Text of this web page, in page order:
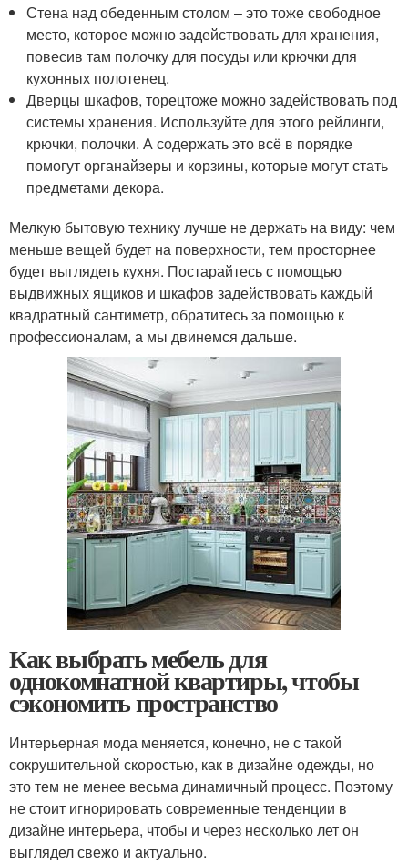
Стена над обеденным столом – это тоже свободное
место, которое можно задействовать для хранения,
повесив там полочку для посуды или крючки для
кухонных полотенец.
Дверцы шкафов, торецтоже можно задействовать под
системы хранения. Используйте для этого рейлинги,
крючки, полочки. А содержать это всё в порядке
помогут органайзеры и корзины, которые могут стать
предметами декора.
Мелкую бытовую технику лучше не держать на виду: чем
меньше вещей будет на поверхности, тем просторнее
будет выглядеть кухня. Постарайтесь с помощью
выдвижных ящиков и шкафов задействовать каждый
квадратный сантиметр, обратитесь за помощью к
профессионалам, а мы двинемся дальше.
Как выбрать мебель для
однокомнатной квартиры, чтобы
сэкономить пространство
Интерьерная мода меняется, конечно, не с такой
сокрушительной скоростью, как в дизайне одежды, но
это тем не менее весьма динамичный процесс. Поэтому
не стоит игнорировать современные тенденции в
дизайне интерьера, чтобы и через несколько лет он
выглядел свежо и актуально.